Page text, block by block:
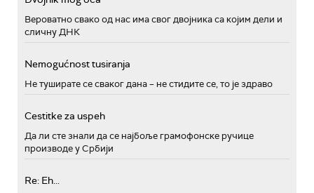
Вероватно свако од нас има свог двојника са којим дели и
сличну ДНК
Nemogućnost tusiranja
Не туширате се сваког дана – не стидите се, то је здраво
Cestitke za uspeh
Да ли сте знали да се најбоље грамофонске ручице
производе у Србији
Re: Eh...